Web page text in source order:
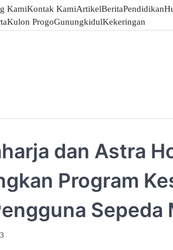
KamiKontak KamiArtikelBeritaPendidikan
Kulon ProgoGunungkidulKekeringan
dan Astra
Program
Sepeda